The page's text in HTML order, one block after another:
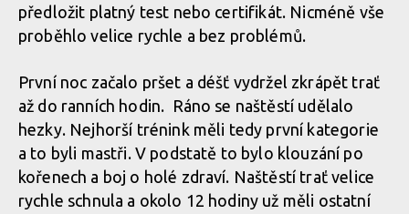
předložit platný test nebo certifikát. Nicméně vše
proběhlo velice rychle a bez problémů.
První noc začalo pršet a déšť vydržel zkrápět trať
až do ranních hodin. Ráno se naštěstí udělalo
hezky. Nejhorší trénink měli tedy první kategorie
a to byli mastři. V podstatě to bylo klouzání po
kořenech a boj o holé zdraví. Naštěstí trať velice
rychle schnula a okolo 12 hodiny už měli ostatní